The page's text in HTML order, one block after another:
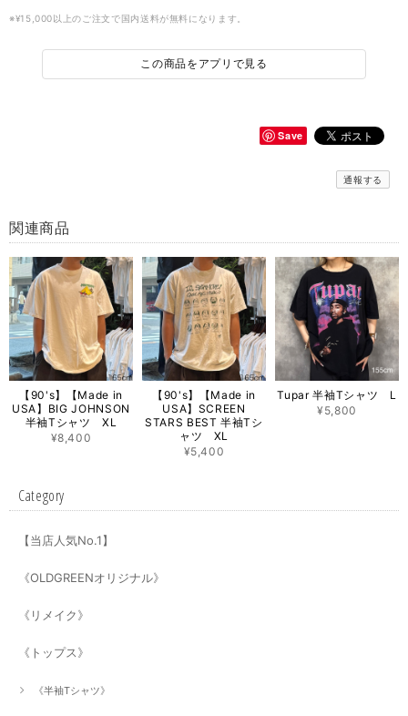
※¥15,000以上のご注文で国内送料が無料になります。
この商品をアプリで見る
Save
通報する
関連商品
【90's】【Made in
USA】BIG JOHNSON
半袖Tシャツ XL
¥8,400
【90's】【Made in
USA】SCREEN
STARS BEST 半袖Tシ
ャツ XL
¥5,400
Tupar 半袖Tシャツ L
¥5,800
Category
【当店人気No.1】
《OLDGREENオリジナル》
《リメイク》
《トップス》
《半袖Tシャツ》